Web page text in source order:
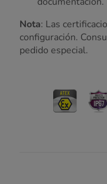
Nota: Las
configuración.
pedido especial.